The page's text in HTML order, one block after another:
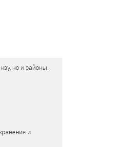
но и районы.
и